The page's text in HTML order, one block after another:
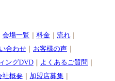
会場一覧｜ 料金 流れ｜
合わせ｜ お客様の声｜
ングDVD｜ よくあるご質問
社概要｜ 加盟店募集｜